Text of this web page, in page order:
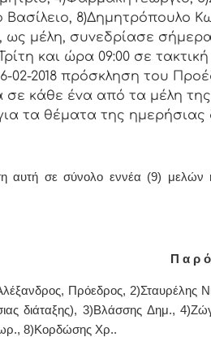
Βασίλειο, 8)Δημητρόπουλο
ως μέλη, συvεδρίασε
και ώρα 09:00 σε τακτική
02-2018 πρόσκληση τoυ
κάθε έvα από τα μέλη
τα θέματα της ημερήσιας
αυτή σε σύνολο εννέα (9)
Π α ρ
Πρόεδρoς, 2)Σταυρέλης
διάταξης), 3)Βλάσσης Δημ.,
8)Κορδώσης Χρ..